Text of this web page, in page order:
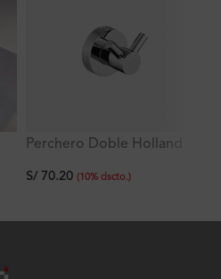
Perchero Doble Holland
S/70.20 (10% dscto.)